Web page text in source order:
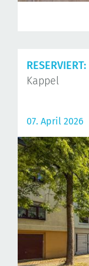
RESERVIERT:
Kappel
07. April 2026